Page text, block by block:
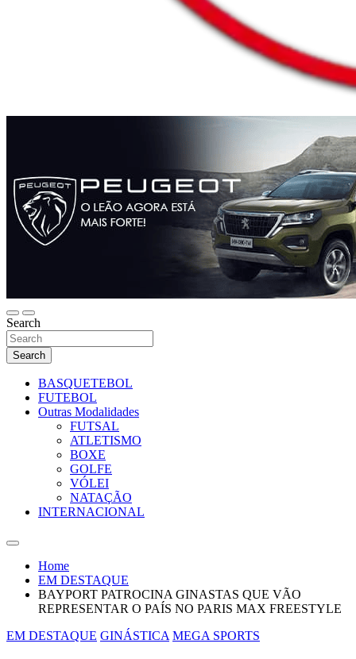
Search
Search
BASQUETEBOL
FUTEBOL
Outras Modalidades
FUTSAL
ATLETISMO
BOXE
GOLFE
VÓLEI
NATAÇÃO
INTERNACIONAL
Home
EM DESTAQUE
BAYPORT PATROCINA GINASTAS QUE VÃO
REPRESENTAR O PAÍS NO PARIS MAX FREESTYLE
EM DESTAQUE GINÁSTICA MEGA SPORTS